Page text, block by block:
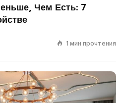
11 Статьи
Чем Есть: 7
1 мин прочтения